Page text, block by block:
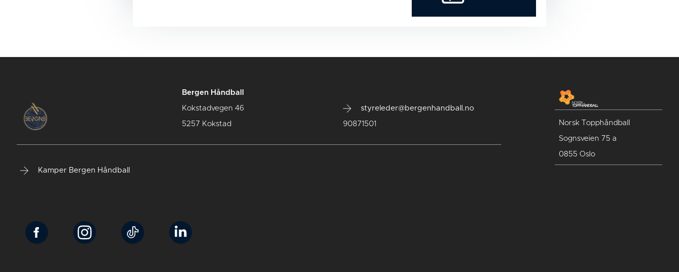
Bergen Håndball
Kokstadvegen 46
5257 Kokstad
styreleder@bergenhandball.no
90871501
Kamper Bergen Håndball
Norsk Topphåndball
Sognsveien 75 a
0855 Oslo